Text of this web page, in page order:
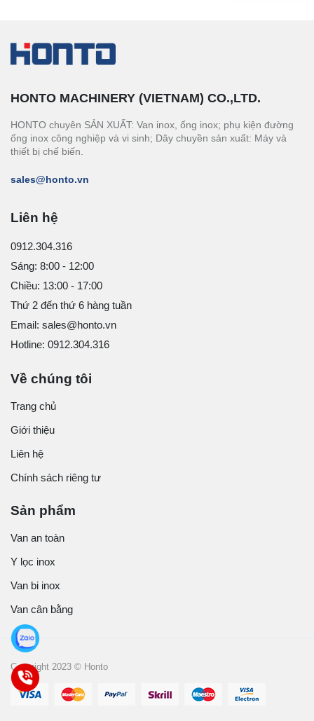
HONTO MACHINERY (VIETNAM) CO.,LTD.
HONTO chuyên SẢN XUẤT: Van inox, ống inox; phụ kiện đường
ống inox công nghiệp và vi sinh; Dây chuyền sản xuất: Máy và
thiết bị chế biến.
sales@honto.vn
Liên hệ
0912.304.316
Sáng: 8:00 - 12:00
Chiều: 13:00 - 17:00
Thứ 2 đến thứ 6 hàng tuần
Email: sales@honto.vn
Hotline: 0912.304.316
Về chúng tôi
Trang chủ
Giới thiệu
Liên hệ
Chính sách riêng tư
Sản phẩm
Van an toàn
Y lọc inox
Van bi inox
Van cân bằng
Copyright 2023 © Honto